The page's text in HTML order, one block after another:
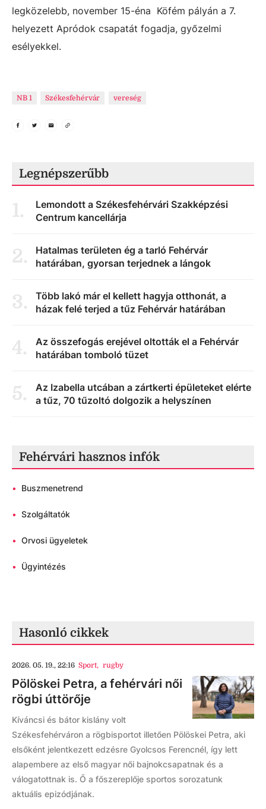
legközelebb, november 15-éna Köfém pályán a 7.
helyezett Apródok csapatát fogadja, győzelmi
esélyekkel.
NB 1 Székesfehérvár vereség
Legnépszerűbb
1.
Lemondott a Székesfehérvári Szakképzési
Centrum kancellárja
2.
Hatalmas területen ég a tarló Fehérvár
határában, gyorsan terjednek a lángok
3.
Több lakó már el kellett hagyja otthonát, a
házak felé terjed a tűz Fehérvár határában
4.
Az összefogás erejével oltották el a Fehérvár
határában tomboló tüzet
5.
Az Izabella utcában a zártkerti épületeket elérte
a tűz, 70 tűzoltó dolgozik a helyszínen
Fehérvári hasznos infók
• Buszmenetrend
• Szolgáltatók
• Orvosi ügyeletek
• Ügyintézés
Hasonló cikkek
2026. 05. 19., 22:16 Sport, rugby
Pölöskei Petra, a fehérvári női
rögbi úttörője
Kíváncsi és bátor kislány volt
Székesfehérváron a rögbisportot illetően Pölöskei Petra, aki
elsőként jelentkezett edzésre Gyolcsos Ferencnél, így lett
alapembere az első magyar női bajnokcsapatnak és a
válogatottnak is. Ő a főszereplője sportos sorozatunk
aktuális epizódjának.